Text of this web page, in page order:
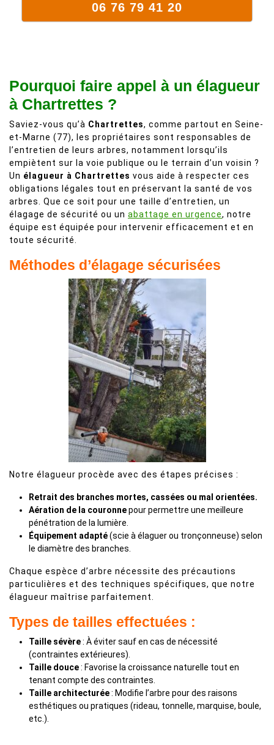
06 76 79 41 20
Pourquoi faire appel à un élagueur
à Chartrettes ?
Saviez-vous qu’à Chartrettes, comme partout en Seine-
et-Marne (77), les propriétaires sont responsables de
l’entretien de leurs arbres, notamment lorsqu’ils
empiètent sur la voie publique ou le terrain d’un voisin ?
Un élagueur à Chartrettes vous aide à respecter ces
obligations légales tout en préservant la santé de vos
arbres. Que ce soit pour une taille d’entretien, un
élagage de sécurité ou un abattage en urgence, notre
équipe est équipée pour intervenir efficacement et en
toute sécurité.
Méthodes d’élagage sécurisées
Notre élagueur procède avec des étapes précises :
Retrait des branches mortes, cassées ou mal orientées.
Aération de la couronnepour permettre une meilleure
pénétration de la lumière.
Équipement adapté(scie à élaguer ou tronçonneuse) selon
le diamètre des branches.
Chaque espèce d’arbre nécessite des précautions
particulières et des techniques spécifiques, que notre
élagueur maîtrise parfaitement.
Types de tailles effectuées :
Taille sévère: À éviter sauf en cas de nécessité
(contraintes extérieures).
Taille douce: Favorise la croissance naturelle tout en
tenant compte des contraintes.
Taille architecturée: Modifie l’arbre pour des raisons
esthétiques ou pratiques (rideau, tonnelle, marquise, boule,
etc.).